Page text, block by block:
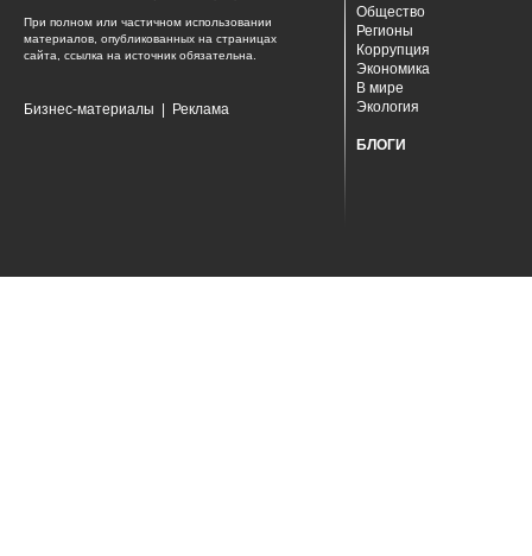
При полном или частичном использовании
материалов, опубликованных на страницах
сайта, ссылка на источник обязательна.
Бизнес-материалы Реклама
Общество
Регионы
Коррупция
Экономика
В мире
Экология
БЛОГИ